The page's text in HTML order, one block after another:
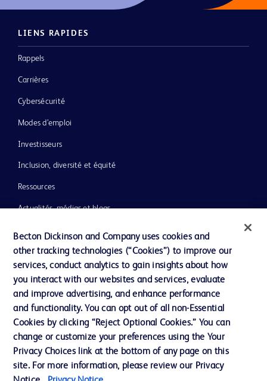
LIENS RAPIDES
Rappels
Carrières
Cybersécurité
Modes d’emploi
Investisseurs
Inclusion, diversité et équité
Ressources
Actualités, médias et blogs
Ethique et conformité
Nous contacter
Paramètres des cookies
Charte de Protection des Données Personnelles
Conditions d'utlisation
Becton Dickinson and Company uses cookies and
other tracking technologies (“Cookies”) to improve our
services, conduct analytics to gain insights about how
you interact with our websites and services, evaluate
and improve advertising, and enhance performance
and functionality. You can opt out of all non-Essential
Cookies by clicking “Reject Optional Cookies.” You can
change or customize your preferences using the Your
Privacy Choices link at the bottom of any page on this
site. For more information, please review our Privacy